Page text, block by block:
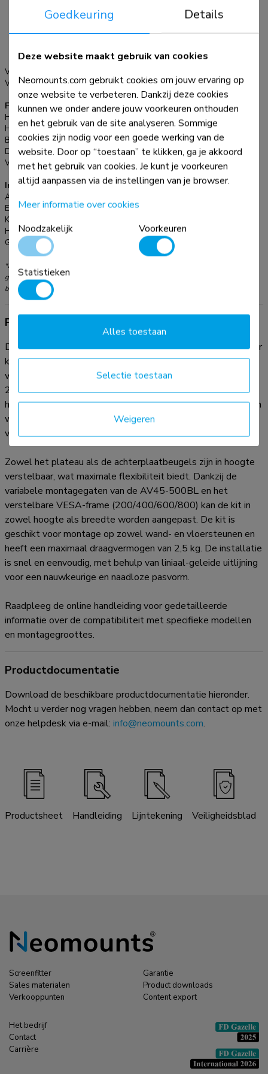
wand- en vloersteunen en heeft een maximaal
draagvermogen van 2,5 kg. De installatie is snel en
nauwkeurige en naadloze pasvorm. Raadpleeg de online
handleiding voor gedetailleerde informatie over de
compatibiliteit met specifieke modellen en
montagegroottes.
600x300, 600x400,
mm
VESA maximaal:
VESA minimaal:
200x200 mm
Functionaliteit
Hoogteverstelling:
0-5,5 cm
Hoogte:
64 cm
Breedte:
90 cm
Diepte:
24,2 cm
Verstellingstype:
Manueel
Informatie
Artikelnummer:
EAN:
8717371449384
Kleur:
Hoofdmateriaal:
Garantie:
*NB. De vermelde inch-maten zijn slechts een indicatie, gecombineerd met het
gewicht en de VESA-maten. Het maximale gewicht en de VESA-maat zijn absolute
beperkingen voor de producten en dienen niet te worden overschreden.
Productinformatie
De Neomounts AV45-500BL is een universele laptophouder
kit die is ontworpen voor installatie onder beeldschermen
van 43" en groter en ondersteunt VESA-gatenpatronen van
200x200 tot 800x600 mm. Door het VESA-ontwerp is de
houder compatibel met alle VESA-georiënteerde trolleys en
wandbevestigingen, waardoor hij breed toepasbaar is in
verschillende opstellingen.
Zowel het plateau als de achterplaatbeugels zijn in hoogte
verstelbaar, wat maximale flexibiliteit biedt. Dankzij de
variabele montagegaten van de AV45-500BL en het
verstelbare VESA-frame (200/400/600/800) kan de kit in
zowel hoogte als breedte worden aangepast. De kit is
geschikt voor montage op zowel wand- en vloersteunen en
heeft een maximaal draagvermogen van 2,5 kg. De installatie
is snel en eenvoudig, met behulp van liniaal-geleide uitlijning
voor een nauwkeurige en naadloze pasvorm.
Raadpleeg de online handleiding voor gedetailleerde
informatie over de compatibiliteit met specifieke modellen
en montagegroottes.
Productdocumentatie
Download de beschikbare productdocumentatie hieronder.
Mocht u verder nog vragen hebben, neem dan contact op met
onze helpdesk via e-mail: info@neomounts.com.
Productsheet Handleiding Lijntekening Veiligheidsblad
Screenfitter
Sales materialen
Verkooppunten
Garantie
Product downloads
Content export
Het bedrijf
Contact
Carrière
Goedkeuring Details
Deze website maakt gebruik van cookies
Neomounts.com gebruikt cookies om jouw ervaring op
onze website te verbeteren. Dankzij deze cookies
kunnen we onder andere jouw voorkeuren onthouden
en het gebruik van de site analyseren. Sommige
cookies zijn nodig voor een goede werking van de
website. Door op “toestaan” te klikken, ga je akkoord
met het gebruik van cookies. Je kunt je voorkeuren
altijd aanpassen via de instellingen van je browser.
Meer informatie over cookies
Noodzakelijk
Voorkeuren
Statistieken
Weigeren
Selectie toestaan
Alles toestaan